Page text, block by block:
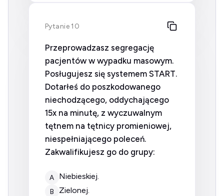
Pytanie 10
Przeprowadzasz segregację
pacjentów w wypadku masowym.
Posługujesz się systemem START.
Dotarłeś do poszkodowanego
niechodzącego, oddychającego
15x na minutę, z wyczuwalnym
tętnem na tętnicy promieniowej,
niespełniającego poleceń.
Zakwalifikujesz go do grupy:
A niebieskiej.
B zielonej.